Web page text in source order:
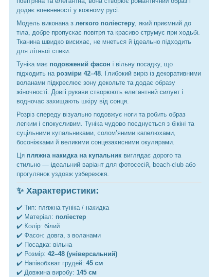
додає впевненості у кожному русі.
Модель виконана з легкого поліестеру , який приємний до
тіла, добре пропускає повітря та красиво струмує при ходьбі.
Тканина швидко висихає, не мнеться й ідеально підходить
для літньої спеки.
Туніка має подовжений фасон і вільну посадку, що
підходить на розміри 42–48 . Глибокий виріз із декоративними
воланами підкреслює зону декольте та додає образу
жіночності. Довгі рукави створюють елегантний силует і
водночас захищають шкіру від сонця.
Розріз спереду візуально подовжує ноги та робить образ
легким і спокусливим. Туніка чудово поєднується з бікіні та
суцільними купальниками, солом’яними капелюхами,
босоніжками й великими сонцезахисними окулярами.
Ця пляжна накидка на купальник виглядає дорого та
стильно — ідеальний варіант для фотосесій, beach-club або
прогулянок уздовж узбережжя.
✨ Характеристики:
✔️ Тип: пляжна туніка / накидка
✔️ Матеріал: поліестер
✔️ Колір: білий
✔️ Фасон: довга, з воланами
✔️ Посадка: вільна
✔️ Розмір: 42–48 (універсальний)
✔️ Напівобхват грудей: 45 см
✔️ Довжина виробу: 145 см